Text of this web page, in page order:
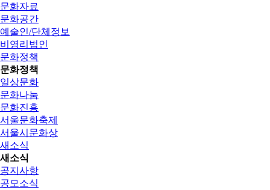
문화자료
문화공간
예술인/단체정보
비영리법인
문화정책
문화정책
일상문화
문화나눔
문화진흥
서울문화축제
서울시문화상
새소식
새소식
공지사항
공모소식